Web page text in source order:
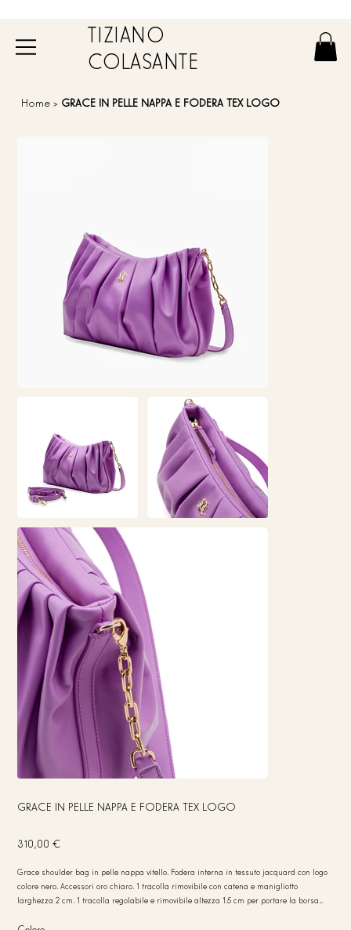
TIZIANO
COLASANTE
Home > GRACE IN PELLE NAPPA E FODERA TEX LOGO
GRACE IN PELLE NAPPA E FODERA TEX LOGO
310,00 €
Grace shoulder bag in pelle nappa vitello. Fodera interna in tessuto jacquard con logo
colore nero. Accessori oro chiaro. 1 tracolla rimovibile con catena e manigliotto
larghezza 2 cm. 1 tracolla regolabile e rimovibile altezza 1.5 cm per portare la borsa
della borsa morbida. Made in Italy. Misure 26x19x11. Peso 320 gr.